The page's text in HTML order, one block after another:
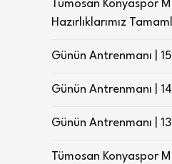
Tümosan Konyaspor
Hazırlıklarımız
Günün Antrenmanı |
Günün Antrenmanı |
Günün Antrenmanı |
Tümosan Konyaspor